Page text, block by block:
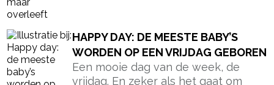
HAPPY DAY: DE MEESTE BABY’S
WORDEN OP EEN VRIJDAG GEBOREN
Een mooie dag van de week, de
vrijdag. En zeker als het gaat om